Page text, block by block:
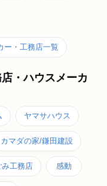
ー・工務店一覧
・ハウスメーカ
ヤマサハウス
カマダの家/鎌田建設
み工務店 感動